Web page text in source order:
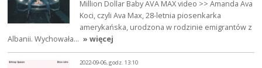
Million Dollar Baby AVA MAX video >> Amanda Ava
Koci, czyli Ava Max, 28-letnia piosenkarka
amerykańska, urodzona w rodzinie emigrantów z
Albanii. Wychowała… » więcej
2022-09-06, godz. 13:10